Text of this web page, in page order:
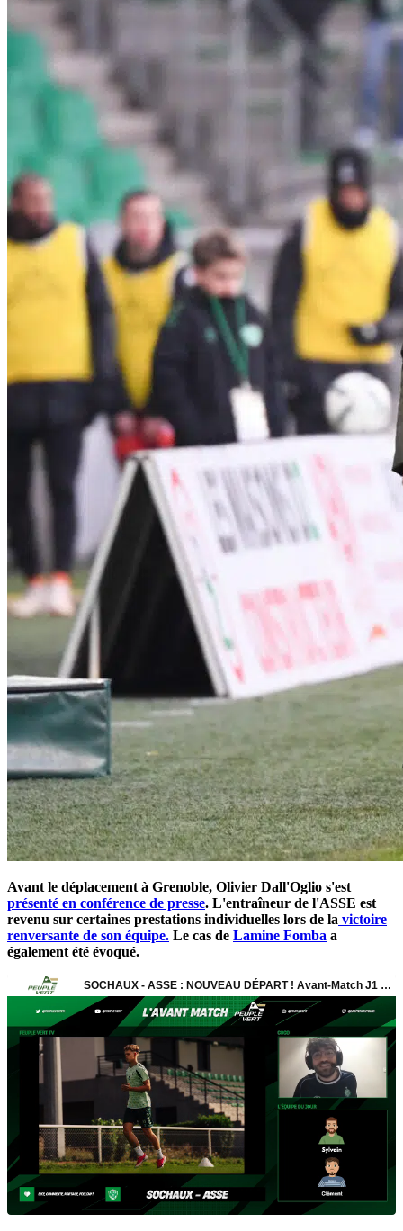
Avant le déplacement à Grenoble, Olivier Dall'Oglio s'est
présenté en conférence de presse. L'entraîneur de l'ASSE est
revenu sur certaines prestations individuelles lors de la victoire
renversante de son équipe. Le cas de Lamine Fomba a
également été évoqué.